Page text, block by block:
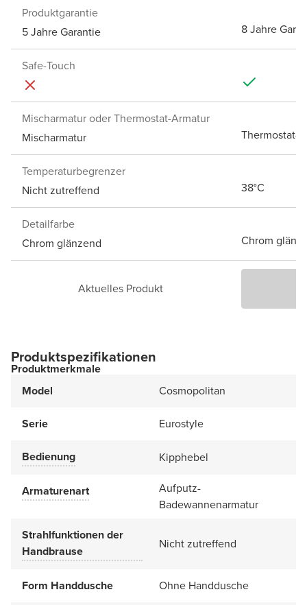
Produktgarantie
5 Jahre Garantie
8 Jahre
Safe-Touch
Mischarmatur oder Thermostat-Armatur
Mischarmatur
Thermostat-
Temperaturbegrenzer
Nicht zutreffend
38°C
Detailfarbe
Chrom glänzend
Chrom
Aktuelles Produkt
Produktspezifikationen
Produktmerkmale
Model
Cosmopolitan
Serie Eurostyle
Bedienung Kipphebel
Armaturenart
Aufputz-
Badewannenarmatur
Strahlfunktionen der
Handbrause
Nicht zutreffend
Form Handdusche Ohne Handdusche